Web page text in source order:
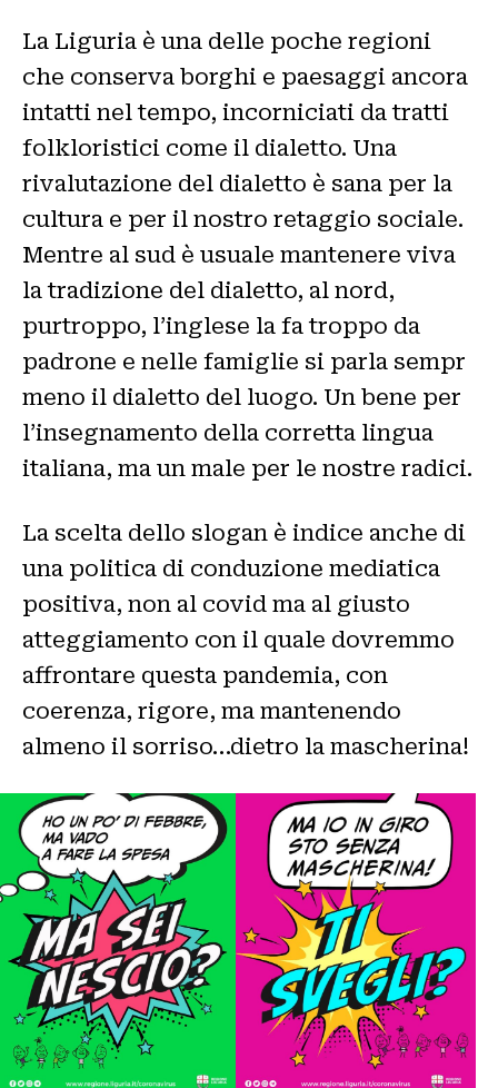
La Liguria è una delle poche regioni
che conserva borghi e paesaggi ancora
intatti nel tempo, incorniciati da tratti
folkloristici come il dialetto. Una
rivalutazione del dialetto è sana per la
cultura e per il nostro retaggio sociale.
Mentre al sud è usuale mantenere viva
la tradizione del dialetto, al nord,
purtroppo, l’inglese la fa troppo da
padrone e nelle famiglie si parla sempr
meno il dialetto del luogo. Un bene per
l’insegnamento della corretta lingua
italiana, ma un male per le nostre radici.
La scelta dello slogan è indice anche di
una politica di conduzione mediatica
positiva, non al covid ma al giusto
atteggiamento con il quale dovremmo
affrontare questa pandemia, con
coerenza, rigore, ma mantenendo
almeno il sorriso…dietro la mascherina!